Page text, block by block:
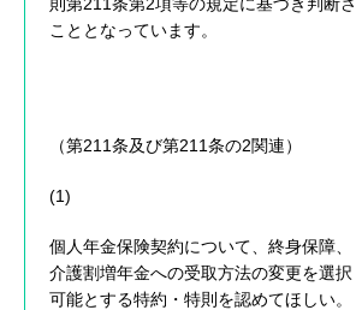
こととなっています。
（第211条及び第211条の2関連）
(1)
個人年金保険契約について、終身保障、
介護割増年金への受取方法の変更を選択
可能とする特約・特則を認めてほしい。